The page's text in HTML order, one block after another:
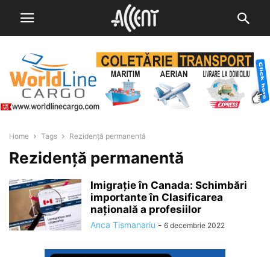
Home Tags Rezidență permanentă
Rezidență permanentă
Imigrație în Canada: Schimbări
importante în Clasificarea
națională a profesiilor
Anca Tismanariu - 6 decembrie 2022